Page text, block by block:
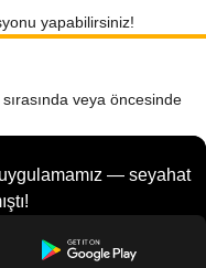
yapabilirsiniz!
veya öncesinde
— seyahat